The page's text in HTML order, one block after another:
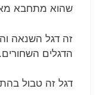
שהוא מתחבא
זה דגל השנאה
הדגלים השחורים.
דגל זה טבול